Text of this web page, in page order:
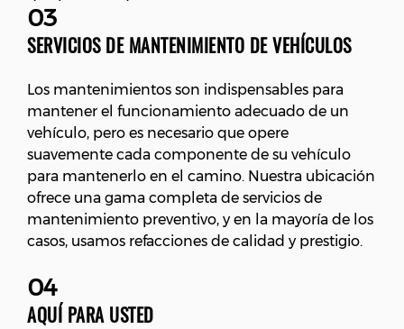
03
SERVICIOS DE MANTENIMIENTO DE VEHÍCULOS
Los mantenimientos son indispensables para
mantener el funcionamiento adecuado de un
vehículo, pero es necesario que opere
suavemente cada componente de su vehículo
para mantenerlo en el camino. Nuestra ubicación
ofrece una gama completa de servicios de
mantenimiento preventivo, y en la mayoría de los
casos, usamos refacciones de calidad y prestigio.
04
AQUÍ PARA USTED